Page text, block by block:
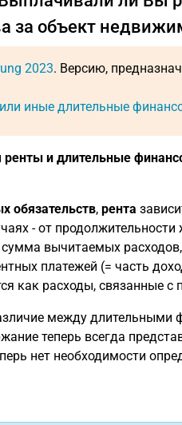
за объект
2023. Версию,
иные длительные
ренты и длительные
обязательств, рента
- от
вычитаемых
платежей (= часть
как расходы, связанные с
между
теперь всегда
нет необходимости